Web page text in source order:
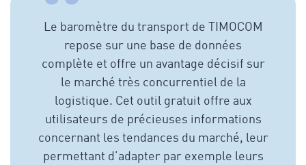
Le baromètre du transport de TIMOCOM
repose sur une base de données
complète et offre un avantage décisif sur
le marché très concurrentiel de la
logistique. Cet outil gratuit offre aux
utilisateurs de précieuses informations
concernant les tendances du marché, leur
permettant d’adapter par exemple leurs